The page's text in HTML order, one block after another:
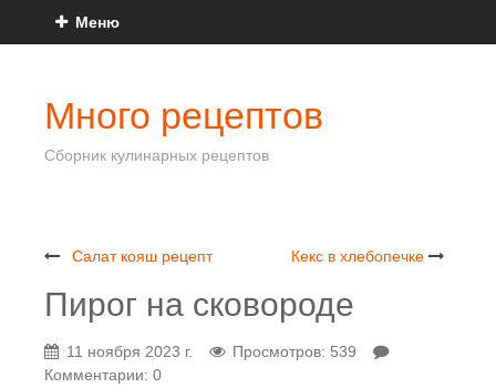
Меню
Много рецептов
Сборник кулинарных рецептов
Салат кояш рецепт Кекс в хлебопечке
Пирог на сковороде
11 ноября 2023 г.
Просмотров: 539
Комментарии: 0